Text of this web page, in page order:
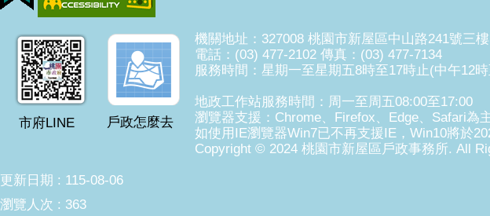
市府LINE 戶政怎麼去
機關地址：327008 桃園市新屋區中山路241號三樓
電話：(03) 477-2102 傳真：(03) 477-7134
服務時間：星期一至星期五8時至17時止(中午12
地政工作站服務時間：周一至周五08:00至17:00
瀏覽器支援：Chrome、Firefox、Edge、Safari為
如使用IE瀏覽器Win7已不再支援IE，Win10將於
Copyright © 2024 桃園市新屋區戶政事務所. All
更新日期
115-08-06
瀏覽人次
363